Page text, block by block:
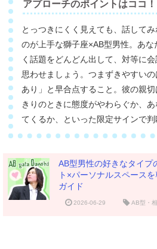
アプローチのポイントはココ！
とっつきにくく見えても、話して
のが上手な獅子座×AB型男性。あな
く話題をどんどん出して、対等に
思わせましょう。つまずきやすい
あり」と早合点すること。彼の親
きりのときに態度がやわらぐか、
てくるか、といった限定サインで判
AB型男性の好きなタイプ
ト×パーソナルスペース
ガイド
2026-06-29 AB型・